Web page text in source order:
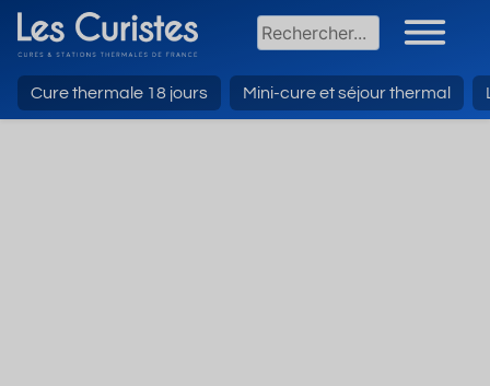
Cure thermale 18 jours Mini-cure et séjour thermal